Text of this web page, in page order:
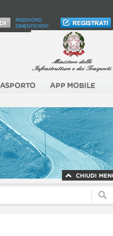
PASSWORD
DIMENTICATA?
APP MOBILE